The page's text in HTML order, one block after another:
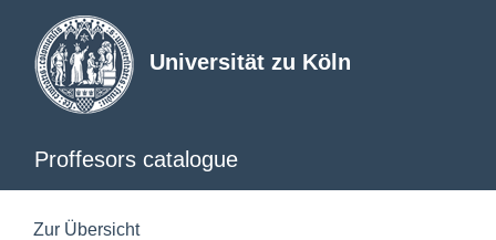
Universität zu Köln
Proffesors catalogue
Zur Übersicht